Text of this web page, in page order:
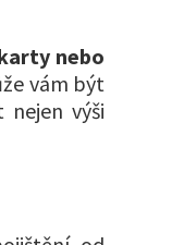
nebo
vám být
výši